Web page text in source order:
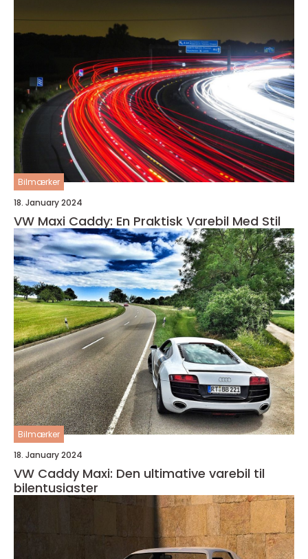
Bilmærker
18. January 2024
VW Maxi Caddy: En Praktisk Varebil Med Stil
Bilmærker
18. January 2024
VW Caddy Maxi: Den ultimative varebil til
bilentusiaster